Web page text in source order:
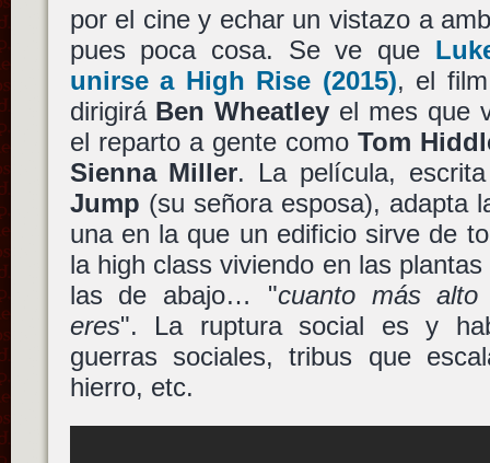
por el cine y echar un vistazo a
pues poca cosa. Se ve que
unirse a High Rise (2015), el
dirigirá Ben Wheatley el mes que
el reparto a gente como Tom
Sienna Miller. La película,
Jump (su señora esposa), adapta
una en la que un edificio sirve de
la high class viviendo en las
las de abajo… "cuanto más alto
eres". La ruptura social es y
guerras sociales, tribus que
hierro, etc.